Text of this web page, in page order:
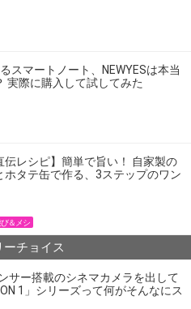
スマートノート、NEWYESは本当
実際に購入して試してみた
伝レシピ】簡単で旨い！ 自家製の
ホタテ缶で作る、3ステップのワン
＆メシ
ーチョイス
サー搭載のシネマカメラを出して
1」シリーズって何がそんなにス